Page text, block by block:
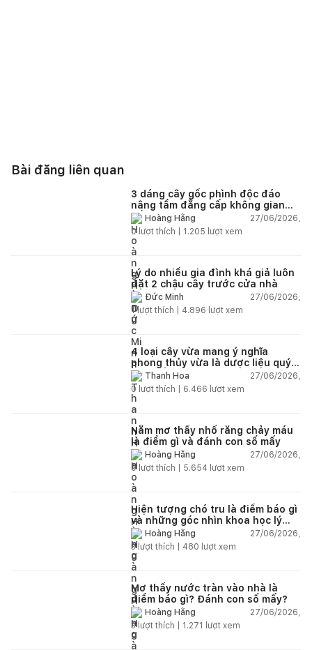
Bài đăng liên quan
3 dáng cây gốc phình độc đáo
nâng tầm đẳng cấp không gian
sốngHoàng Hằng
27/06/2026,
0lượt thích | 1.205 lượt xem
Lý do nhiều gia đình khá giả luôn
đặt 2 chậu cây trước cửa nhà
Đức Minh
27/06/2026,
1lượt thích | 4.896 lượt xem
4 loại cây vừa mang ý nghĩa
phong thủy vừa là dược liệu quý
nên trồng trong nhà
Thanh Hoa
27/06/2026,
0 lượt thích | 6.466 lượt xem
Nằm mơ thấy nhổ răng chảy máu
là điềm gì và đánh con số mấy
Hoàng Hằng
27/06/2026,
0lượt thích | 5.654 lượt xem
Hiện tượng chó tru là điềm báo gì
và những góc nhìn khoa học lý
giảiHoàng Hằng
27/06/2026,
3lượt thích | 480 lượt xem
Mơ thấy nước tràn vào nhà là
điềm báo gì? Đánh con số mấy?
Hoàng Hằng
27/06/2026,
3lượt thích | 1.271 lượt xem